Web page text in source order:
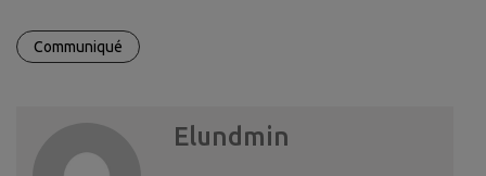
Communiqué
Elundmin